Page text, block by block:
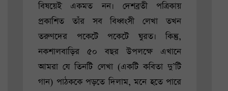
বিষয়েই একমত নন। দেশব্রতী পত্রিকায়
প্রকাশিত তাঁর সব বিধ্বংসী লেখা তখন
তরুণদের পকেটে পকেটে ঘুরত। কিন্তু,
নকশালবাড়ির ৫০ বছর উপলক্ষে এখানে
আমরা যে তিনটি লেখা (একটি কবিতা দু’টি
গান) পাঠককে পড়তে দিলাম, মনে হতে পারে